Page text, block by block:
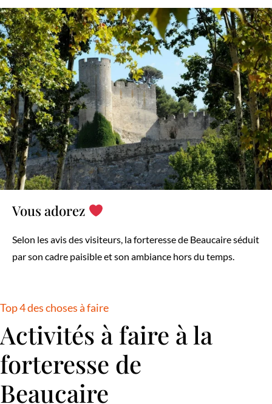
Vous adorez
Selon les avis des visiteurs, la forteresse de Beaucaire séduit
par son cadre paisible et son ambiance hors du temps.
Top 4 des choses à faire
Activités à faire à la
forteresse de
Beaucaire